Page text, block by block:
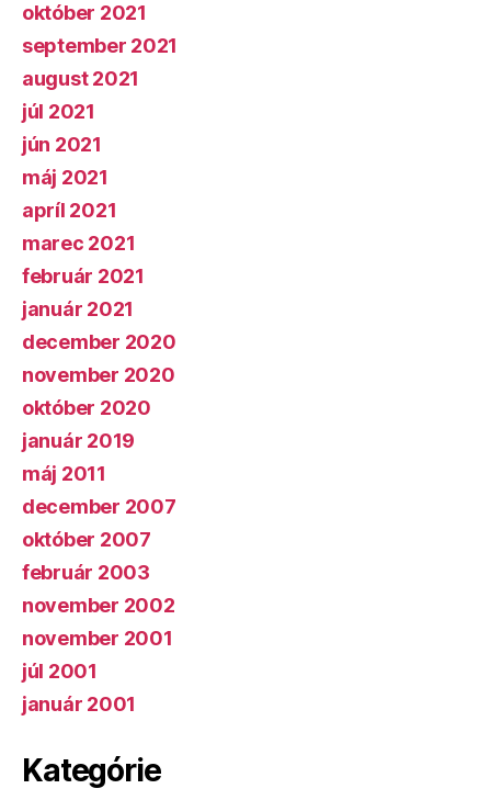
október 2021
september 2021
august 2021
júl 2021
jún 2021
máj 2021
apríl 2021
marec 2021
február 2021
január 2021
december 2020
november 2020
október 2020
január 2019
máj 2011
december 2007
október 2007
február 2003
november 2002
november 2001
júl 2001
január 2001
Kategórie